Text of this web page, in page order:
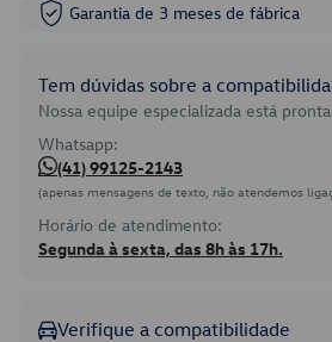
Garantia de 3 meses de fábrica
Tem dúvidas sobre a
Nossa equipe especializada está
Whatsapp:
(41) 99125-2143
(apenas mensagens de texto, não atendemos
Horário de atendimento:
Segunda à sexta, das 8h às 17h.
Verifique a compatibilidade